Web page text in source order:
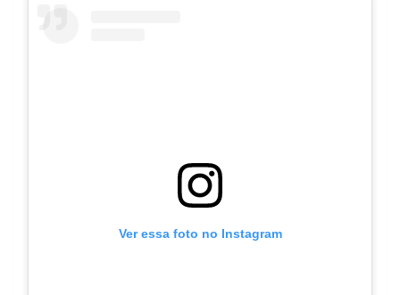
Ver essa foto no Instagram